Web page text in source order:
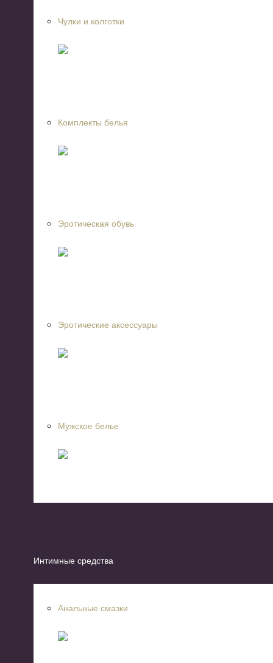
Чулки и колготки
Комплекты белья
Эротическая обувь
Эротические аксессуары
Мужское белье
Интимные средства
Анальные смазки